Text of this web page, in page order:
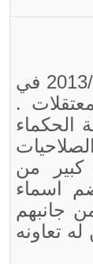
استقبل سماحة المفتي (رعاه الله) اليوم السبت 2013/3/2 في
.
الحكماء
كبير من
اسماء
جانبهم
تعاونه